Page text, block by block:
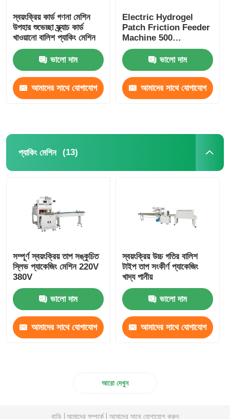
ডেসিকেন্ট ইনসেটার মেশিন
কার্ড গণনা যন্ত্র
প্যাকিং মেশিন
ভরাট মেশিন
নেট ব্যাগ প্যাকেজিং মেশিন
উল্লম্ব প্যাকিং মেশিন
অনুভূমিক প্যাকিং মেশিন
স্বয়ংক্রিয় কার্ড গণনা মেশিন
উপহার শুভেচ্ছা স্ক্র্যাচ কার্ড
খাওয়ানো বালিশ প্যাকিং মেশিন
ভালো দাম
আমাদের সাথে যোগাযোগ
Electric Hydrogel
Patch Friction Feeder
Machine 500
Sheets/Min
ভালো দাম
আমাদের সাথে যোগাযোগ
প্যাকিং মেশিন (13)
সম্পূর্ণ স্বয়ংক্রিয় তাপ সঙ্কুচিত
স্লিভ প্যাকেজিং মেশিন 220V
380V
ভালো দাম
আমাদের সাথে যোগাযোগ
স্বয়ংক্রিয় উচ্চ গতির বালিশ
টাইপ তাপ সংকীর্ণ প্যাকেজিং
খাদ্য পানীয়
ভালো দাম
আমাদের সাথে যোগাযোগ
আরো দেখুন
বাড়ি আমাদের সম্পর্কে আমাদের সাথে যোগাযোগ করুন